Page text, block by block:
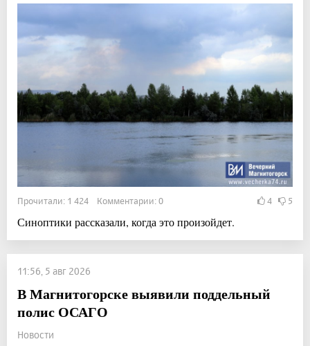
Прочитали: 1 424 Комментарии: 0 4 5
Синоптики рассказали, когда это произойдет.
11:56, 5 авг 2026
В Магнитогорске выявили поддельный
полис ОСАГО
Новости